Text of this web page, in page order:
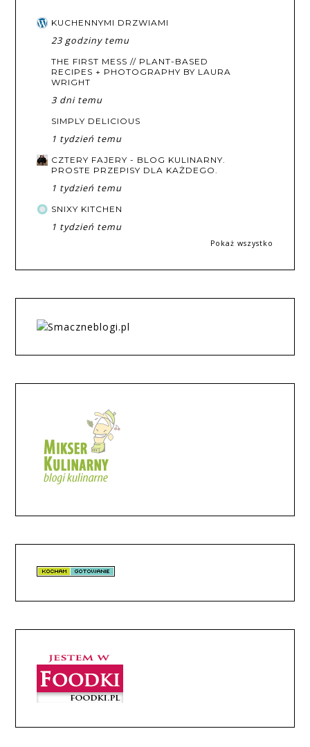
KUCHENNYMI DRZWIAMI
23 godziny temu
THE FIRST MESS // PLANT-BASED
RECIPES + PHOTOGRAPHY BY LAURA
WRIGHT
3 dni temu
SIMPLY DELICIOUS
1 tydzień temu
CZTERY FAJERY - BLOG KULINARNY.
PROSTE PRZEPISY DLA KAŻDEGO.
1 tydzień temu
SNIXY KITCHEN
1 tydzień temu
Pokaż wszystko